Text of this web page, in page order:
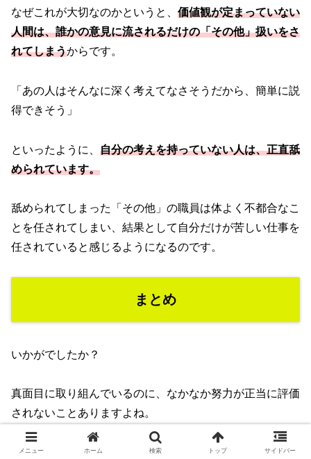
なぜこれが大切なのかというと、 価値観が定まっていない
人間は、誰かの意見に流されるだけの「その他」扱いをさ
れてしまうからです。
「あの人はそんなに深く考えてなさそうだから、簡単に説
得できそう」
といったように、 自分の考えを持っていない人は、正直舐
められています。
舐められてしまった「その他」の職員は体よく不都合なこ
とを任されてしまい、結果として自分だけが苦しい仕事を
任されていると感じるようになるのです。
まとめ
いかがでしたか？
真面目に取り組んでいるのに、なかなか努力が正当に評価
されないことありますよね。
一方で、自分より明らかに仕事をしていない人が高い評価
メニュー ホーム 検索 トップ サイドバー